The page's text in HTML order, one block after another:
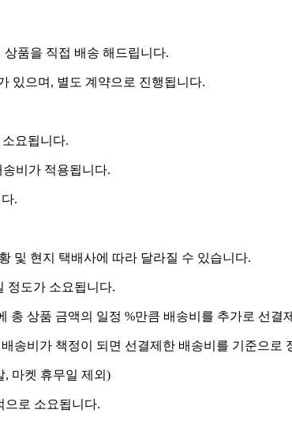
품을 직접 배송 해드립니다.
있으며, 별도 계약으로 진행됩니다.
요됩니다.
비가 적용됩니다.
.
및 현지 택배사에 따라 달라질 수 있습니다.
정도가 소요됩니다.
상품 금액의 일정 %만큼 배송비를 추가로 선결
송비가 책정이 되면 선결제한 배송비를 기준으로
마켓 휴무일 제외)
로 소요됩니다.